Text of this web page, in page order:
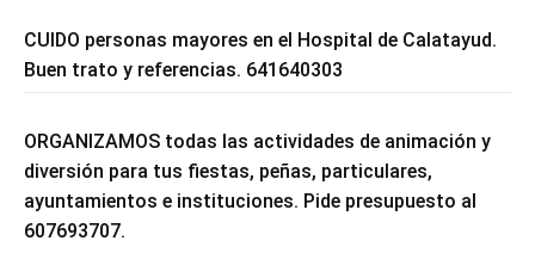
CUIDO personas mayores en el Hospital de Calatayud.
Buen trato y referencias. 641640303
ORGANIZAMOS todas las actividades de animación y
diversión para tus fiestas, peñas, particulares,
ayuntamientos e instituciones. Pide presupuesto al
607693707.